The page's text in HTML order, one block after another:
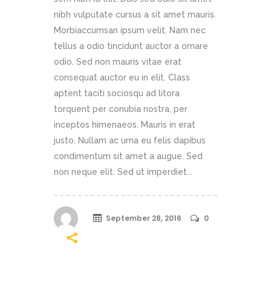
nibh vulputate cursus a sit amet mauris.
Morbiaccumsan ipsum velit. Nam nec
tellus a odio tincidunt auctor a ornare
odio. Sed non mauris vitae erat
consequat auctor eu in elit. Class
aptent taciti sociosqu ad litora
torquent per conubia nostra, per
inceptos himenaeos. Mauris in erat
justo. Nullam ac urna eu felis dapibus
condimentum sit amet a augue. Sed
non neque elit. Sed ut imperdiet...
September 28, 2016 0